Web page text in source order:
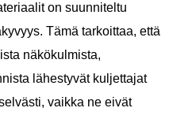
on suunniteltu
Tämä tarkoittaa, että
näkökulmista,
lähestyvät kuljettajat
vaikka ne eivät